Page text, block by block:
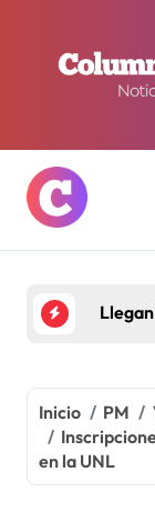
contenido
Inicio PM
en la UNL